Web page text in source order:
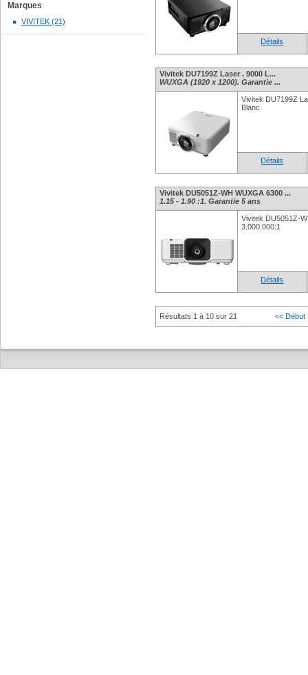
Marques
VIVITEK (21)
Détails
Vivitek DU7199Z Laser . 9000 L...
WUXGA (1920 x 1200). Garantie ...
Vivitek DU7199Z
Blanc
Détails
Vivitek DU5051Z-WH WUXGA 6300 ...
1.15 - 1.90 :1. Garantie 5 ans
Vivitek DU5051Z-
3.000.000:1
Détails
Résultats 1 à 10 sur 21 << Début